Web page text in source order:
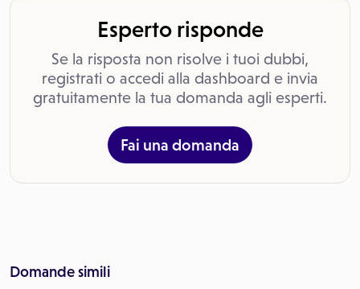
Esperto risponde
Se la risposta non risolve i tuoi dubbi,
registrati o accedi alla dashboard e invia
gratuitamente la tua domanda agli esperti.
Fai una domanda
Domande simili